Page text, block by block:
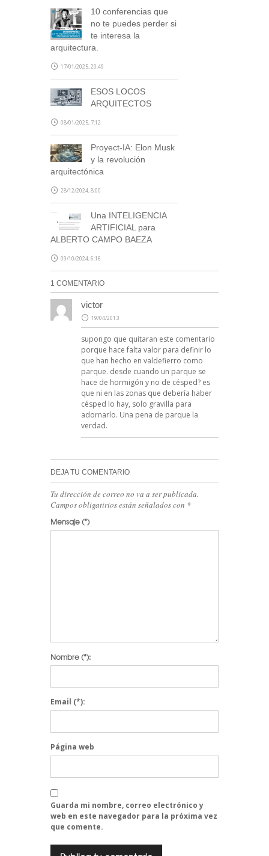
10 conferencias que
no te puedes perder si
te interesa la
arquitectura.
17/01/2025, 20:49
ESOS LOCOS
ARQUITECTOS
08/01/2025, 7:12
Proyect-IA: Elon Musk
y la revolución
arquitectónica
28/12/2024, 8:00
Una INTELIGENCIA
ARTIFICIAL para
ALBERTO CAMPO BAEZA
09/10/2024, 6:16
1 COMENTARIO
victor
19/04/2013
supongo que quitaran este comentario
porque hace falta valor para definir lo
que han hecho en valdefierro como
parque. desde cuando un parque se
hace de hormigón y no de césped? es
que ni en las zonas que debería haber
césped lo hay, solo gravilla para
adornarlo. Una pena de parque la
verdad.
DEJA TU COMENTARIO
Tu dirección de correo no va a ser publicada.
Campos obligatirios están señalados con *
Mensaje(*)
Nombre(*):
Email (*):
Página web
Guarda mi nombre, correo electrónico y
web en este navegador para la próxima vez
que comente.